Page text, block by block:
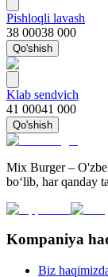
Pishloqli lavash
38 00038 000
Qo'shish
Klab sendvich
41 00041 000
Qo'shish
Mix Burger –
bo‘lib, har qanday
Kompaniya
Biz